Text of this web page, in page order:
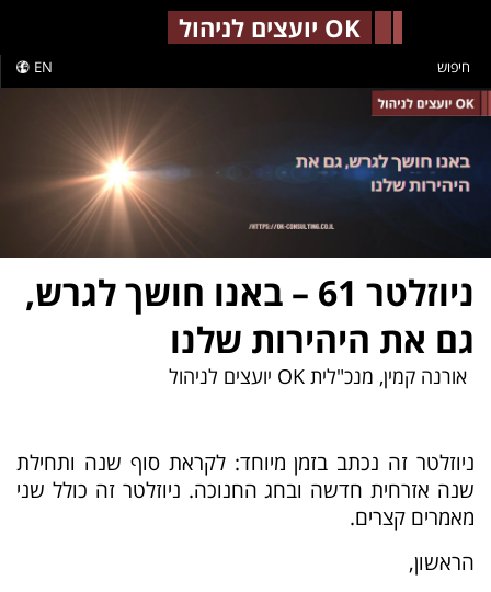
OK יועצים לניהול
EN חיפוש
ניוזלטר 61 – באנו חושך לגרש,
גם את היהירות שלנו
אורנה קמין, מנכ"לית OK יועצים לניהול
ניוזלטר זה נכתב בזמן מיוחד: לקראת סוף שנה ותחילת
שנה אזרחית חדשה ובחג החנוכה. ניוזלטר זה כולל שני
מאמרים קצרים.
הראשון,